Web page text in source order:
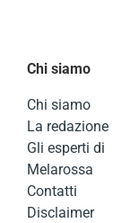
Chi siamo
Chi siamo
La redazione
Gli esperti di
Melarossa
Contatti
Disclaimer